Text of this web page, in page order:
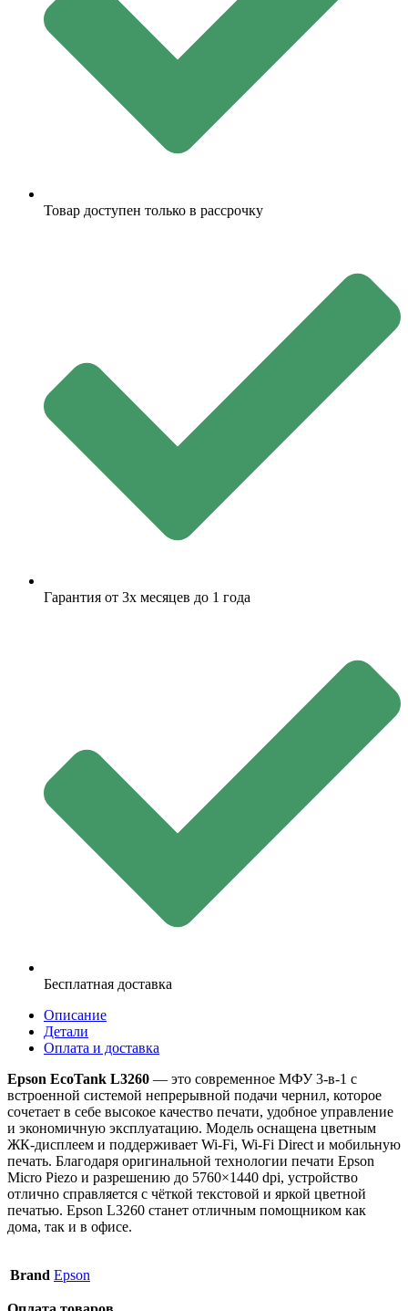
Товар доступен только в рассрочку
Гарантия от 3х месяцев до 1 года
Бесплатная доставка
Описание
Детали
Оплата и доставка
Epson EcoTank L3260 — это современное МФУ 3-в-1 с
встроенной системой непрерывной подачи чернил, которое
сочетает в себе высокое качество печати, удобное управление
и экономичную эксплуатацию. Модель оснащена цветным
ЖК-дисплеем и поддерживает Wi-Fi, Wi-Fi Direct и мобильную
печать. Благодаря оригинальной технологии печати Epson
Micro Piezo и разрешению до 5760×1440 dpi, устройство
отлично справляется с чёткой текстовой и яркой цветной
печатью. Epson L3260 станет отличным помощником как
дома, так и в офисе.
Brand Epson